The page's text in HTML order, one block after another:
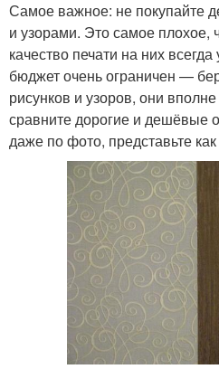
Самое важное: не покупайте
и узорами. Это самое плохое,
качество печати на них
бюджет очень ограничен —
рисунков и узоров, они
сравните дорогие и дешёвые
даже по фото, представьте